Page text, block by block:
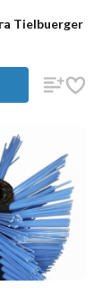
Tielbuerger